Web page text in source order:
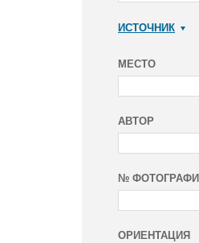
ИСТОЧНИК
МЕСТО
АВТОР
№
ОРИЕНТАЦИЯ